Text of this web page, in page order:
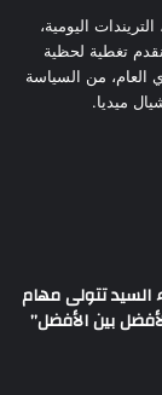
اليومية،
تغطية لحظية
العام، من السياسة
ميديا.
السيد تتولى مهام
بين الأفضل”